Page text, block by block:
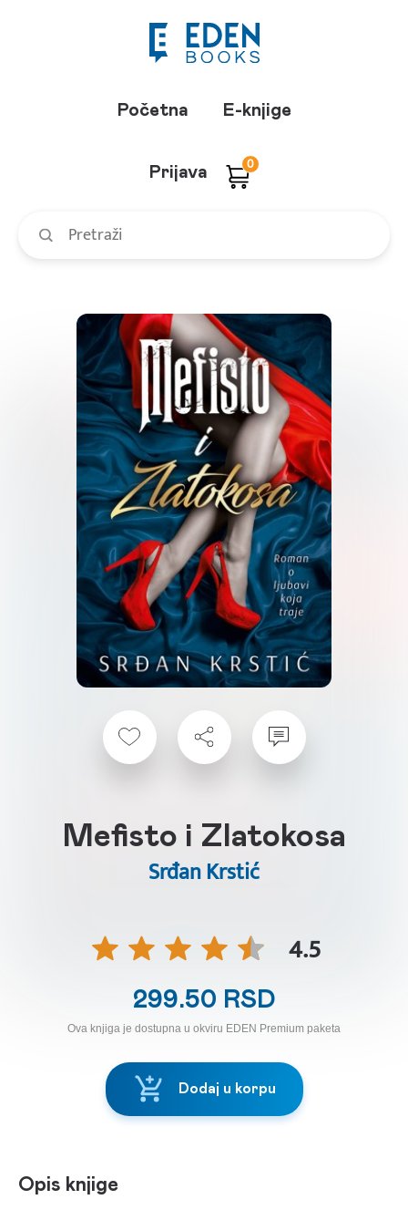
Početna E-knjige
Prijava 0
Mefisto i Zlatokosa
Srđan Krstić
4.5
299.50 RSD
Ova knjiga je dostupna u okviru EDEN Premium paketa
Dodaj u korpu
Opis knjige